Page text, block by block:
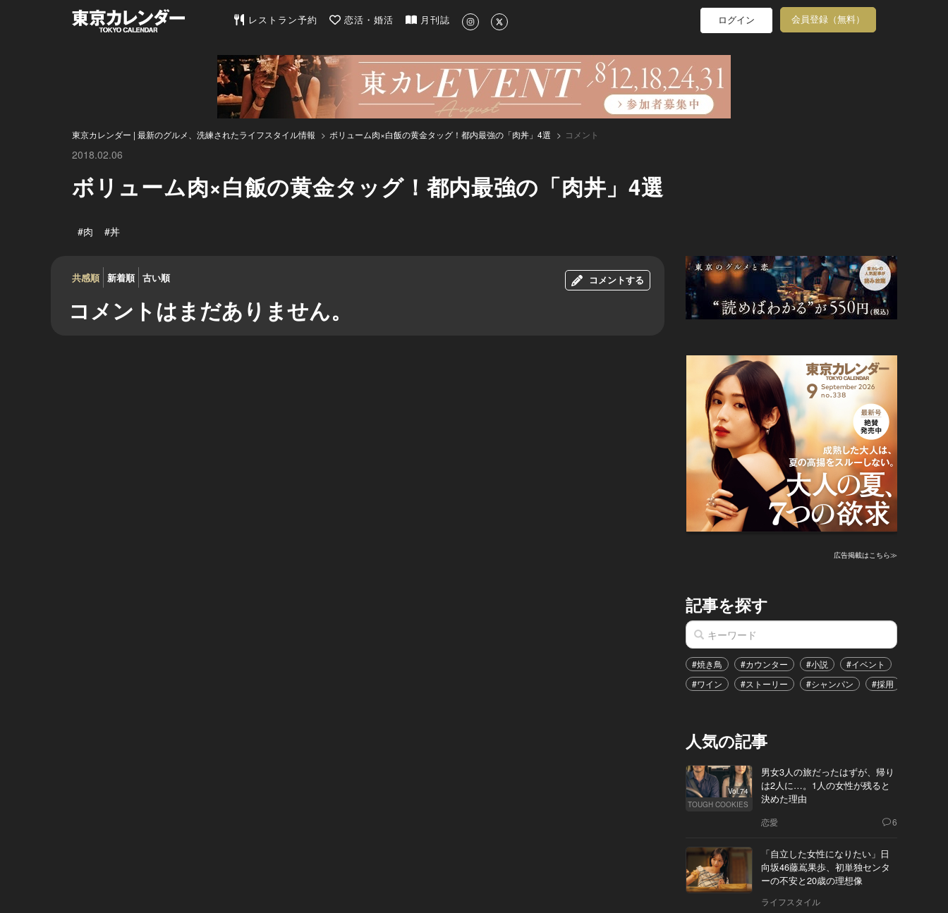
東京カレンダー | 最新のグルメ、洗練されたライフスタイル情報
レストラン予約 恋活・婚活 月刊誌 ログイン 会員登録（無料）
東京カレンダー | 最新のグルメ、洗練されたライフスタイル情報 ボリューム肉×白飯の黄金タッグ！都内最強の「肉丼」4選 コメント
2018.02.06
ボリューム肉×白飯の黄金タッグ！都内最強の「肉丼」4選
#肉 #丼
共感順 新着順 古い順 コメントする
コメントはまだありません。
広告掲載はこちら≫
記事を探す
#焼き鳥 #カウンター #小説 #イベント
#ワイン
#ストーリー #シャンパン #採用
人気の記事
Vol.74
TOUGH COOKIES
男女3人の旅だったはずが、帰り
は2人に…。1人の女性が残ると
決めた理由
恋愛 6
「自立した女性になりたい」日
向坂46藤嶌果歩、初単独センタ
ーの不安と20歳の理想像
ライフスタイル